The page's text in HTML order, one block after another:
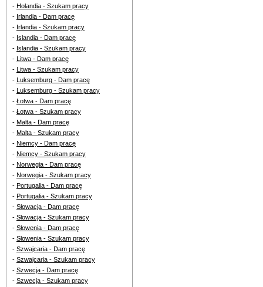
- Holandia - Szukam pracy
- Irlandia - Dam pracę
- Irlandia - Szukam pracy
- Islandia - Dam pracę
- Islandia - Szukam pracy
- Litwa - Dam pracę
- Litwa - Szukam pracy
- Luksemburg - Dam pracę
- Luksemburg - Szukam pracy
- Łotwa - Dam pracę
- Łotwa - Szukam pracy
- Malta - Dam pracę
- Malta - Szukam pracy
- Niemcy - Dam pracę
- Niemcy - Szukam pracy
- Norwegia - Dam pracę
- Norwegia - Szukam pracy
- Portugalia - Dam pracę
- Portugalia - Szukam pracy
- Słowacja - Dam pracę
- Słowacja - Szukam pracy
- Słowenia - Dam pracę
- Słowenia - Szukam pracy
- Szwajcaria - Dam pracę
- Szwajcaria - Szukam pracy
- Szwecja - Dam pracę
- Szwecja - Szukam pracy